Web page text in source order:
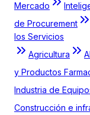
Mercado
de Procurement
los Servicios
Agricultura
y Productos
Industria de
Construcción e